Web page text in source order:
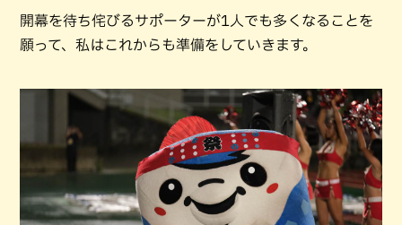
開幕を待ち侘びるサポーターが1人でも多くなることを
願って、私はこれからも準備をしていきます。